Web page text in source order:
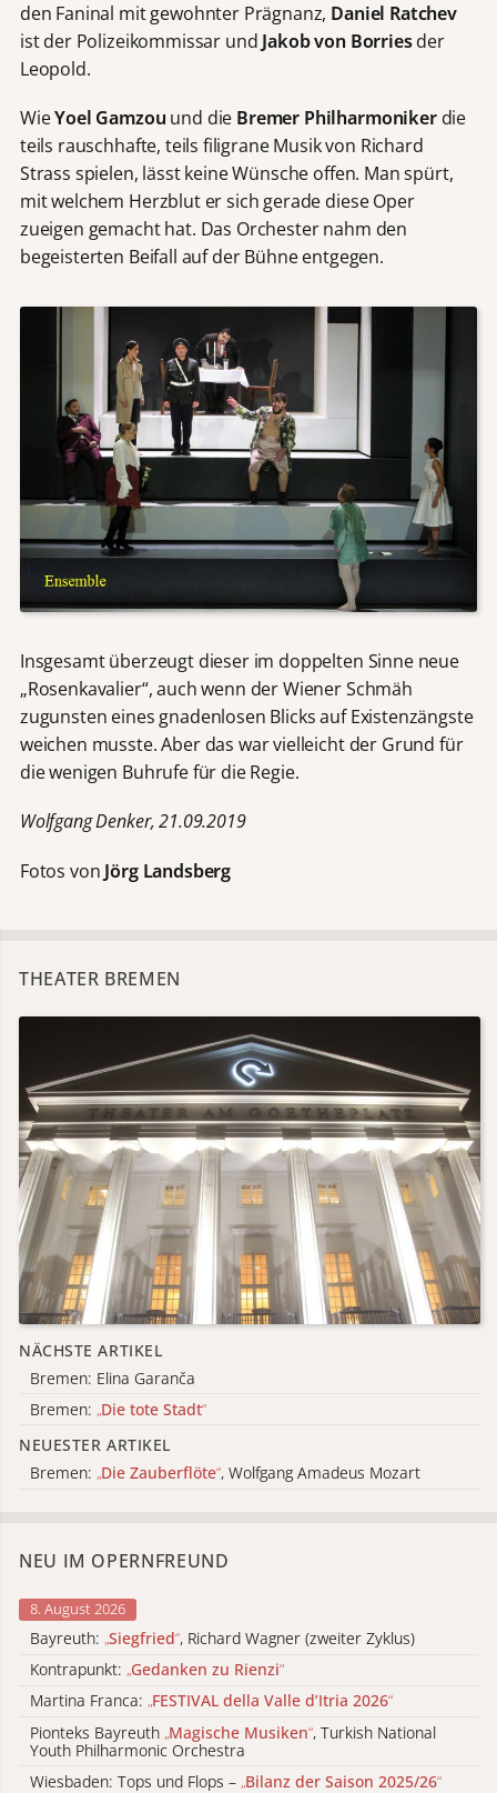
den Faninal mit gewohnter Prägnanz, Daniel Ratchev
ist der Polizeikommissar und Jakob von Borriesder
Leopold.
WieYoel Gamzou und die Bremer Philharmonikerdie
teils rauschhafte, teils filigrane Musik von Richard
Strass spielen, lässt keine Wünsche offen. Man spürt,
mit welchem Herzblut er sich gerade diese Oper
zueigen gemacht hat. Das Orchester nahm den
begeisterten Beifall auf der Bühne entgegen.
Insgesamt überzeugt dieser im doppelten Sinne neue
„Rosenkavalier“, auch wenn der Wiener Schmäh
zugunsten eines gnadenlosen Blicks auf Existenzängste
weichen musste. Aber das war vielleicht der Grund für
die wenigen Buhrufe für die Regie.
Wolfgang Denker, 21.09.2019
Fotos von Jörg Landsberg
THEATER BREMEN
NÄCHSTE ARTIKEL
Bremen: Elina Garanča
Bremen: „Die tote Stadt“
NEUESTER ARTIKEL
Bremen: „Die Zauberflöte“, Wolfgang Amadeus Mozart
NEU IM OPERNFREUND
8. August 2026
Bayreuth: „Siegfried“, Richard Wagner (zweiter Zyklus)
Kontrapunkt: „Gedanken zu Rienzi“
Martina Franca: „FESTIVAL della Valle d’Itria 2026“
Pionteks Bayreuth „Magische Musiken“, Turkish National
Youth Philharmonic Orchestra
Wiesbaden: Tops und Flops – „Bilanz der Saison 2025/26“